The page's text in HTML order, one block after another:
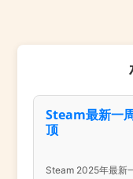
Steam最新一
顶
Steam 2025年最新